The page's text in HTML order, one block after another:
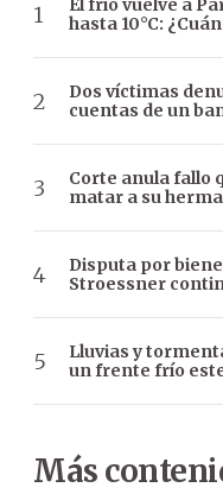
El frío vuelve a
hasta 10°C:
Dos víctimas
cuentas de un
Corte anula fallo
matar a su
Disputa por
Stroessner
Lluvias y
un frente frío
Más